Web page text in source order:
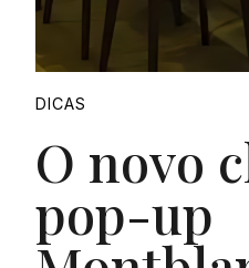
DICAS
O novo
pop-up